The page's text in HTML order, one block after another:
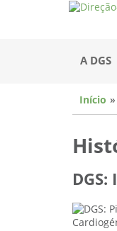
A DGS
Início